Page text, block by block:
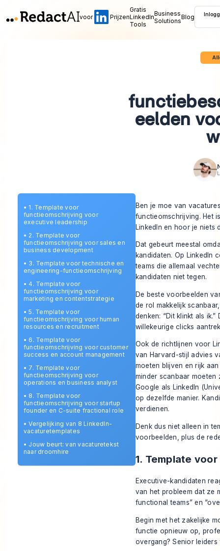
voor Prijzen
Gratis
LinkedIn
Tools
Business
SolutionsBlog
eelden
• 1. Template voor
functieomschrijving voor
executive leadership
• 2. Template voor
functieomschrijving voor sales en
business development
• 3. Template voor technische en
engineering-functieomschrijving
• 4. Template voor
functieomschrijving voor
marketing en contentstrategie
•5. Template voor
functieomschrijving voor human
resources en recruitment
• 6. Template voor
functieomschrijving voor customer
success en account management
• 7. Template voor
functieomschrijving voor
operations en business analyst
• 8. Template voor
functieomschrijving voor startup
founder en C-suite fractional role
•Vergelijking van 8 LinkedIn-
vacaturetemplates
• Jouw beurt: van vacaturetekst
naar droomhire
Ben je moe van
functieomschrijving. Het
LinkedIn en hoor je niets
Dat gebeurt meestal
kandidaten. Op LinkedIn
teams die allemaal
kandidaten niet tegen.
De beste voorbeelden
de rol makkelijk
denken: “Dit klinkt als
willekeurige clicks
Ook de richtlijnen voor
van Harvard-stijl advies
moeten blijven en rijk
minder scanbaar
Google als LinkedIn (
op dezelfde manier.
verdienen.
Denk dus niet alleen in
voorbeelden, plus de
1. Template
Executive-kandidaten
van het probleem dat ze
functional teams” en
Begin met het zakelijke
functie opnieuw op,
overgang? Senior